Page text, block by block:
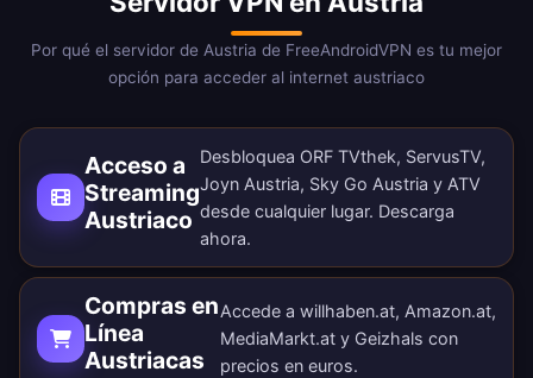
Por qué el servidor de Austria de FreeAndroidVPN es tu mejor
opción para acceder al internet austriaco
Acceso a
Streaming
Austriaco
Desbloquea ORF TVthek, ServusTV,
Joyn Austria, Sky Go Austria y ATV
desde cualquier lugar. Descarga
ahora.
Compras en
Línea
Austriacas
Accede a willhaben.at, Amazon.at,
MediaMarkt.at y Geizhals con
precios en euros.